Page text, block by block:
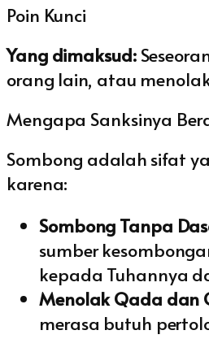
Poin Kunci
Yang dimaksud:
orang lain, atau
Mengapa Sanksinya
Sombong adalah sifat
karena:
Sombong Tanpa
sumber
kepada Tuhannya
Menolak Qada dan
merasa butuh